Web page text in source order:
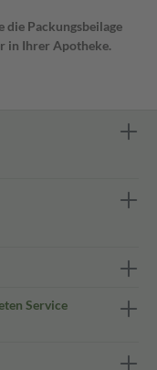
die Packungsbeilage
in Ihrer Apotheke.
Service